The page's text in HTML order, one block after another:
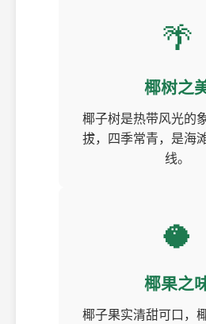
🌴
椰树之
椰子树是热带风光的
拔，四季常青，是海
线。
🥥
椰果之
椰子果实清甜可口，